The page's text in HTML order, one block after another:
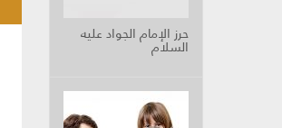
حرز الإمام الجواد عليه
السلام